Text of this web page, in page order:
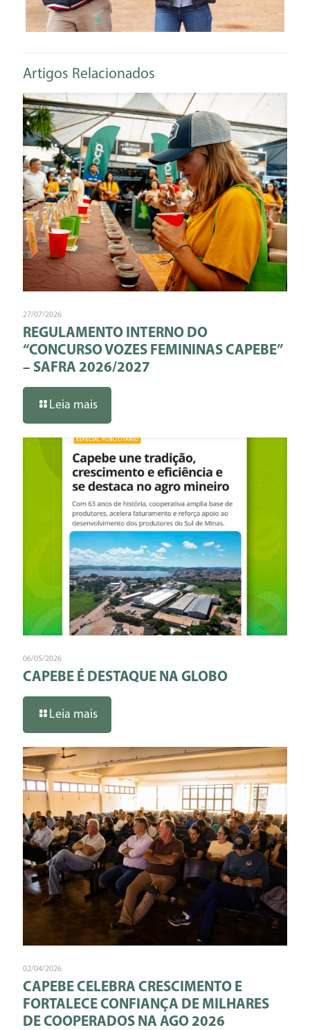
Artigos Relacionados
27/07/2026
REGULAMENTO INTERNO DO
“CONCURSO VOZES FEMININAS CAPEBE”
– SAFRA 2026/2027
Leia mais
06/05/2026
CAPEBE É DESTAQUE NA GLOBO
Leia mais
02/04/2026
CAPEBE CELEBRA CRESCIMENTO E
FORTALECE CONFIANÇA DE MILHARES
DE COOPERADOS NA AGO 2026